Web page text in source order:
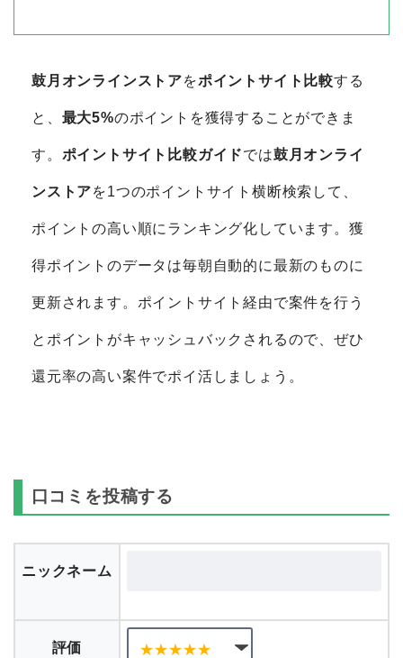
鼓月オンラインストアをポイントサイト比較する
と、 最大5%のポイントを獲得することができま
す。 ポイントサイト比較ガイドでは鼓月オンライ
ンストアを1つのポイントサイト横断検索して、
ポイントの高い順にランキング化しています。獲
得ポイントのデータは毎朝自動的に最新のものに
更新されます。ポイントサイト経由で案件を行う
とポイントがキャッシュバックされるので、ぜひ
還元率の高い案件でポイ活しましょう。
口コミを投稿する
ニックネーム
評価